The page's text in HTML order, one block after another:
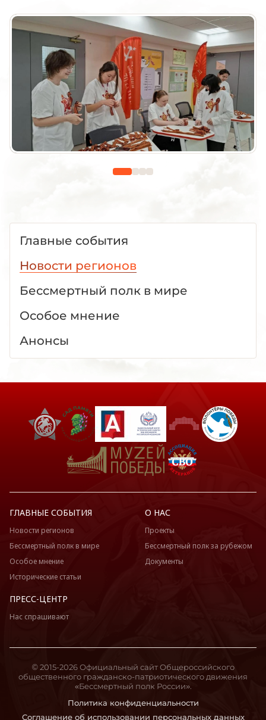
Главные события
Новости регионов
Бессмертный полк в мире
Особое мнение
Анонсы
ГЛАВНЫЕ СОБЫТИЯ
Новости регионов
Бессмертный полк в мире
Особое мнение
Исторические статьи
О НАС
Проекты
Бессмертный полк за рубежом
Документы
ПРЕСС-ЦЕНТР
Нас спрашивают
Политика конфиденциальности
Соглашение об использовании персональных данных
© 2015-2026 Официальный сайт Общероссийского
общественного гражданско-патриотического движения
«Бессмертный полк России».